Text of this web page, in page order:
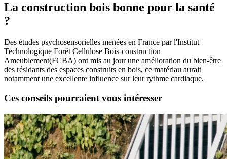
La construction bois bonne pour la santé
?
Des études psychosensorielles menées en France par l'Institut
Technologique Forêt Cellulose Bois-construction
Ameublement(FCBA) ont mis au jour une amélioration du bien-être
des résidants des espaces construits en bois, ce matériau aurait
notamment une excellente influence sur leur rythme cardiaque.
Ces conseils pourraient vous intéresser